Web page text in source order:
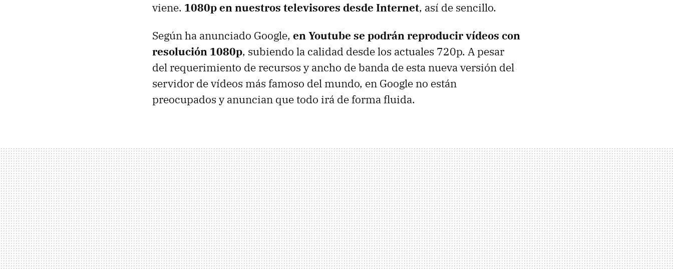
viene. 1080p en nuestros televisores desde Internet, así de sencillo.
Según ha anunciado Google, en Youtube se podrán reproducir vídeos con
resolución 1080p, subiendo la calidad desde los actuales 720p. A pesar
del requerimiento de recursos y ancho de banda de esta nueva versión del
servidor de vídeos más famoso del mundo, en Google no están
preocupados y anuncian que todo irá de forma fluida.